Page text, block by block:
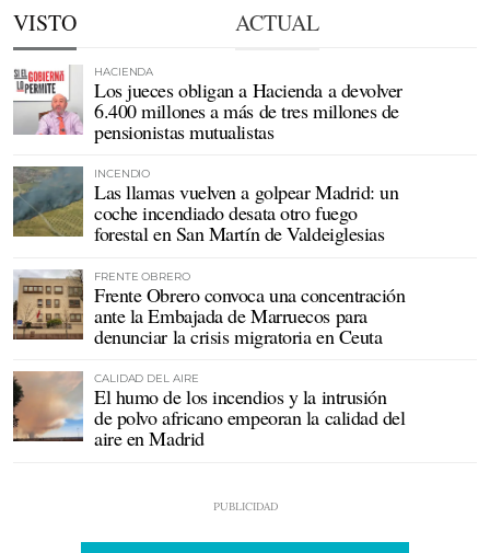
VISTO ACTUAL
HACIENDA
Los jueces obligan a Hacienda a devolver
6.400 millones a más de tres millones de
pensionistas mutualistas
INCENDIO
Las llamas vuelven a golpear Madrid: un
coche incendiado desata otro fuego
forestal en San Martín de Valdeiglesias
FRENTE OBRERO
Frente Obrero convoca una concentración
ante la Embajada de Marruecos para
denunciar la crisis migratoria en Ceuta
CALIDAD DEL AIRE
El humo de los incendios y la intrusión
de polvo africano empeoran la calidad del
aire en Madrid